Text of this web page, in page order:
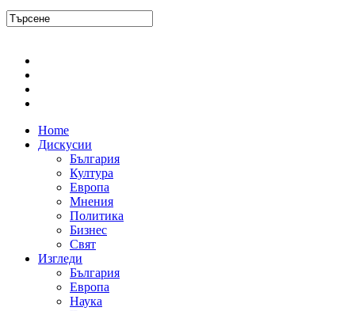
Home
Дискусии
България
Култура
Европа
Мнения
Политика
Бизнес
Свят
Изгледи
България
Европа
Наука